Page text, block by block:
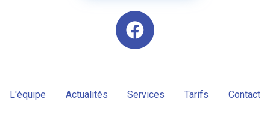
L'équipe Actualités Services Tarifs Contact